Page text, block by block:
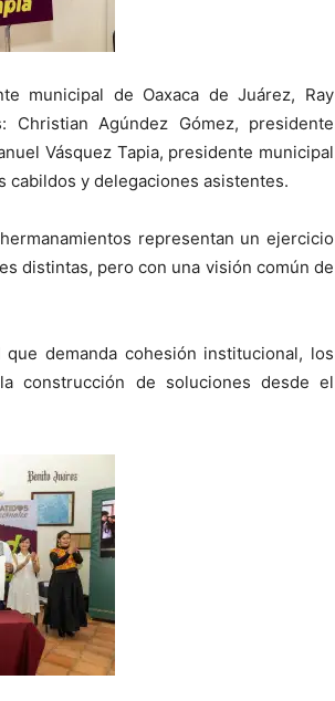
municipal de Oaxaca de Juárez, Ray
Agúndez Gómez, presidente
Vásquez Tapia, presidente municipal
cabildos y delegaciones asistentes.
representan un ejercicio
distintas, pero con una visión común de
demanda cohesión institucional, los
construcción de soluciones desde el